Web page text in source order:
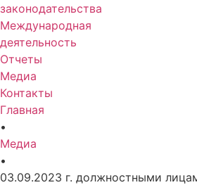
законодательства
Международная
деятельность
Отчеты
Медиа
Контакты
Главная
•
Медиа
•
03.09.2023 г. должностными